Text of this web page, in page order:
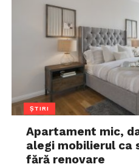
ȘTIRI
Apartament mic,
alegi mobilierul ca
fără renovare